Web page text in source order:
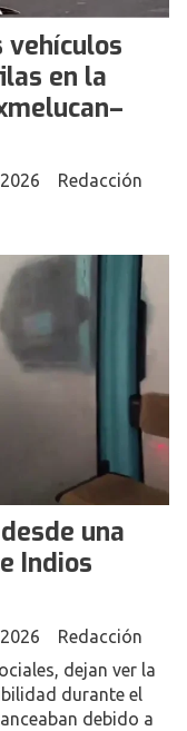
vehículos
en la
Redacción
una
Indios
Redacción
dejan ver la
durante el
debido a